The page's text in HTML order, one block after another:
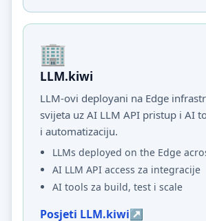
LLM.kiwi
LLM-ovi deployani na Edge
svijeta uz AI LLM API pristup i AI
i automatizaciju.
LLMs deployed on the Edge
AI LLM API access za integracije
AI tools za build, test i scale
Posjeti LLM.kiwi